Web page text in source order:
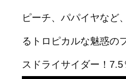
ピーチ、パパイヤなど
るトロピカルな魅惑の
スドライサイダー！7.5